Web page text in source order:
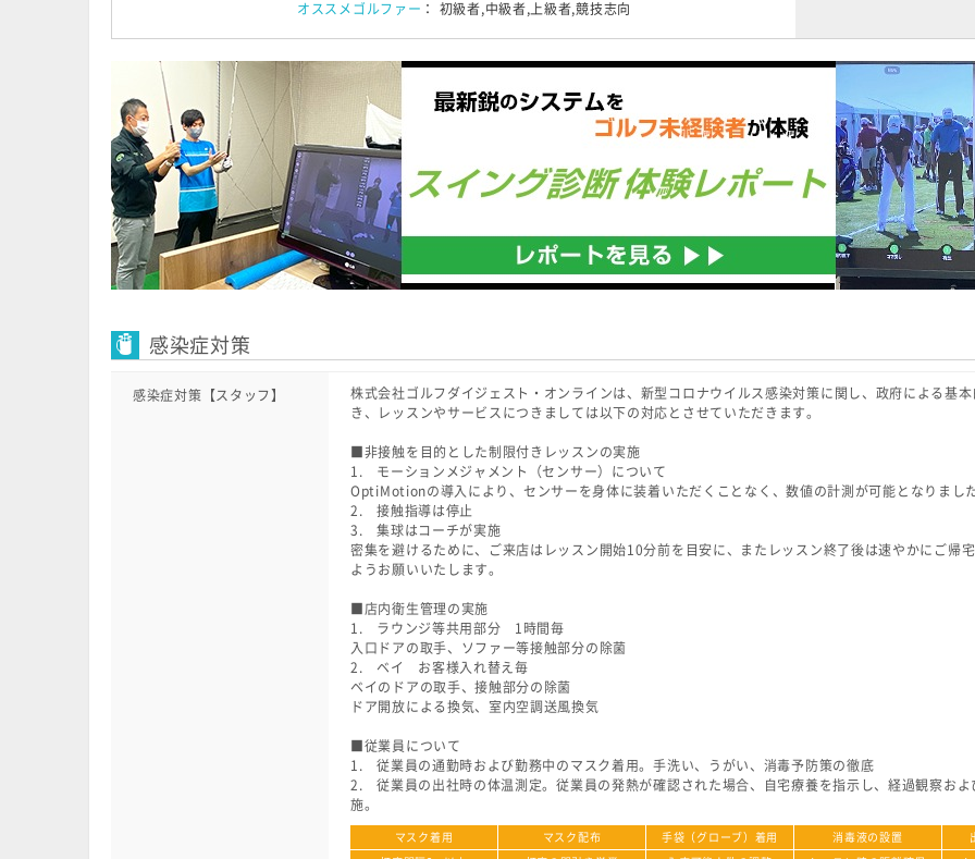
オススメゴルファー ： 初級者,中級者,上級者,競技志向
感染症対策
感染症対策【スタッフ】
株式会社ゴルフダイジェスト・オンラインは、新型コロナウイルス感染対策に関し、政府による基
き、レッスンやサービスにつきましては以下の対応とさせていただきます。
■非接触を目的とした制限付きレッスンの実施
1. モーションメジャメント（センサー）について
OptiMotionの導入により、センサーを身体に装着いただくことなく、数値の計測が可能となりまし
2. 接触指導は停止
3. 集球はコーチが実施
密集を避けるために、ご来店はレッスン開始10分前を目安に、またレッスン終了後は速やかにご帰
ようお願いいたします。
■店内衛生管理の実施
1. ラウンジ等共用部分 1時間毎
入口ドアの取手、ソファー等接触部分の除菌
2. ベイ お客様入れ替え毎
ベイのドアの取手、接触部分の除菌
ドア開放による換気、室内空調送風換気
■従業員について
1. 従業員の通勤時および勤務中のマスク着用。手洗い、うがい、消毒予防策の徹底
2. 従業員の出社時の体温測定。従業員の発熱が確認された場合、自宅療養を指示し、経過観察およ
施。
マスク着用 マスク配布 手袋（グローブ）着用 消毒液の設置